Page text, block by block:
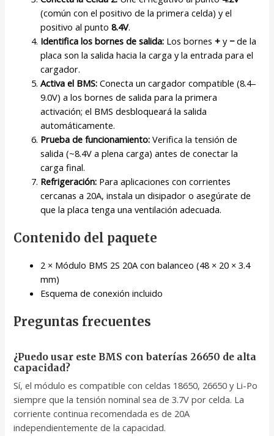
(común con el positivo de la primera celda) y el
positivo al punto8.4V.
Identifica los bornes de salida: Los bornes+ y −de la
placa son la salida hacia la carga y la entrada para el
cargador.
Activa el BMS: Conecta un cargador compatible (8.4–
9.0V) a los bornes de salida para la primera
activación; el BMS desbloqueará la salida
automáticamente.
Prueba de funcionamiento: Verifica la tensión de
salida (~8.4V a plena carga) antes de conectar la
carga final.
Refrigeración: Para aplicaciones con corrientes
cercanas a 20A, instala un disipador o asegúrate de
que la placa tenga una ventilación adecuada.
Contenido del paquete
2 × Módulo BMS 2S 20A con balanceo (48 × 20 × 3.4
mm)
Esquema de conexión incluido
Preguntas frecuentes
¿Puedo usar este BMS con baterías 26650 de alta
capacidad?
Sí, el módulo es compatible con celdas 18650, 26650 y Li-Po
siempre que la tensión nominal sea de 3.7V por celda. La
corriente continua recomendada es de 20A
independientemente de la capacidad.